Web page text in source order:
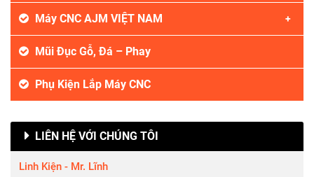
Máy CNC AJM VIỆT NAM
Mũi Đục Gỗ, Đá – Phay
Phụ Kiện Lắp Máy CNC
LIÊN HỆ VỚI CHÚNG TÔI
Linh Kiện - Mr. Lĩnh